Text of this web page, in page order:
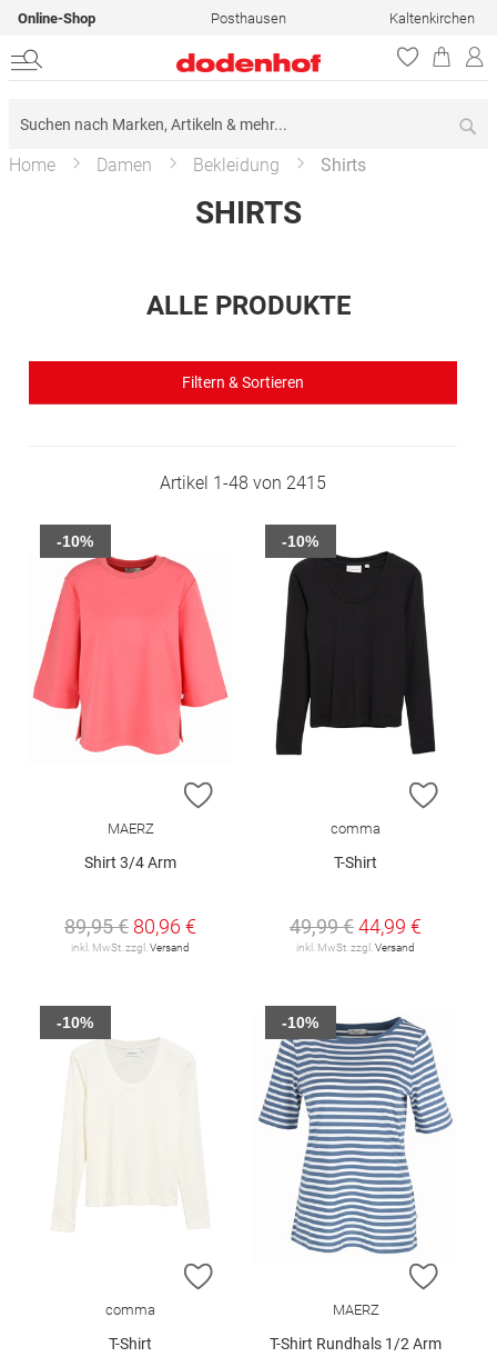
Online-Shop Posthausen Kaltenkirchen
Home Damen Bekleidung Shirts
SHIRTS
ALLE PRODUKTE
Filtern & Sortieren
Artikel 1-48 von 2415
ZUR WUNSCHLISTE HINZUFÜGEN
MAERZ
Shirt 3/4 Arm
89,95 € 80,96 €
inkl. MwSt. zzgl. Versand
-10%
ZUR
comma
T-Shirt
49,99 €44,99 €
inkl. MwSt. zzgl. Versand
-10%
ZUR WUNSCHLISTE HINZUFÜGEN
comma
T-Shirt
-10%
ZUR
MAERZ
T-Shirt Rundhals 1/2 Arm
-10%